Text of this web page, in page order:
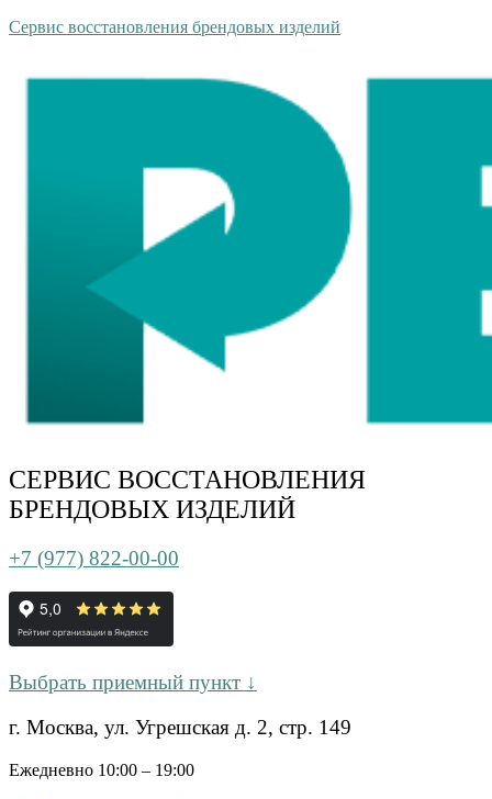
Сервис восстановления брендовых изделий
СЕРВИС ВОССТАНОВЛЕНИЯ
БРЕНДОВЫХ ИЗДЕЛИЙ
+7 (977) 822-00-00
Выбрать приемный пункт ↓
г. Москва, ул. Угрешская д. 2, стр. 149
Ежедневно 10:00 – 19:00